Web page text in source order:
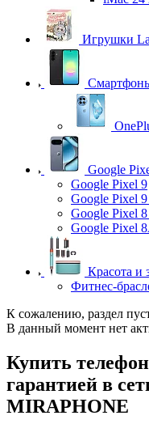
Игрушки
Google
Google Pixel 9
Google Pixel
Google Pixel
Google Pixel
Красота и
Фитнес-
К сожалению, раздел
В данный момент нет
Купить
гарантией в
MIRAPHONE